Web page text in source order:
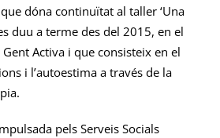
dóna continuïtat al taller ‘Una
duu a terme des del 2015, en el
Activa i que consisteix en el
i l’autoestima a través de la
pels Serveis Socials